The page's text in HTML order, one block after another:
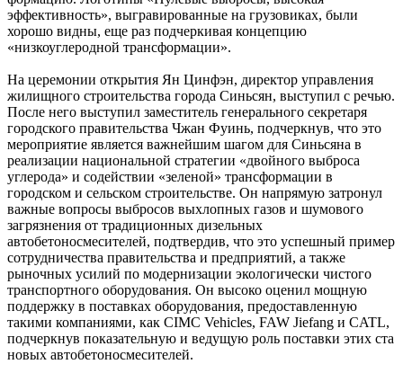
эффективность», выгравированные на грузовиках, были
хорошо видны, еще раз подчеркивая концепцию
«низкоуглеродной трансформации».
На церемонии открытия Ян Цинфэн, директор управления
жилищного строительства города Синьсян, выступил с речью.
После него выступил заместитель генерального секретаря
городского правительства Чжан Фуинь, подчеркнув, что это
мероприятие является важнейшим шагом для Синьсяна в
реализации национальной стратегии «двойного выброса
углерода» и содействии «зеленой» трансформации в
городском и сельском строительстве. Он напрямую затронул
важные вопросы выбросов выхлопных газов и шумового
загрязнения от традиционных дизельных
автобетоносмесителей, подтвердив, что это успешный пример
сотрудничества правительства и предприятий, а также
рыночных усилий по модернизации экологически чистого
транспортного оборудования. Он высоко оценил мощную
поддержку в поставках оборудования, предоставленную
такими компаниями, как CIMC Vehicles, FAW Jiefang и CATL,
подчеркнув показательную и ведущую роль поставки этих ста
новых автобетоносмесителей.